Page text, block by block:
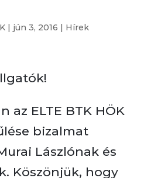
| jún 3, 2016 | Hírek
az ELTE BTK HÖK
bizalmat
Lászlónak és
Köszönjük, hogy